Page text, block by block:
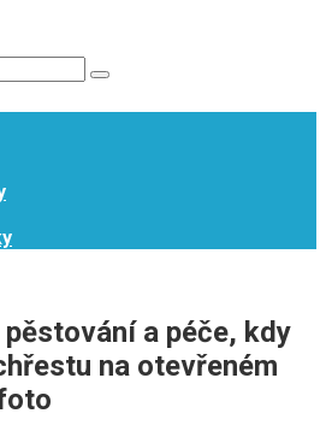
a péče, kdy
na otevřeném